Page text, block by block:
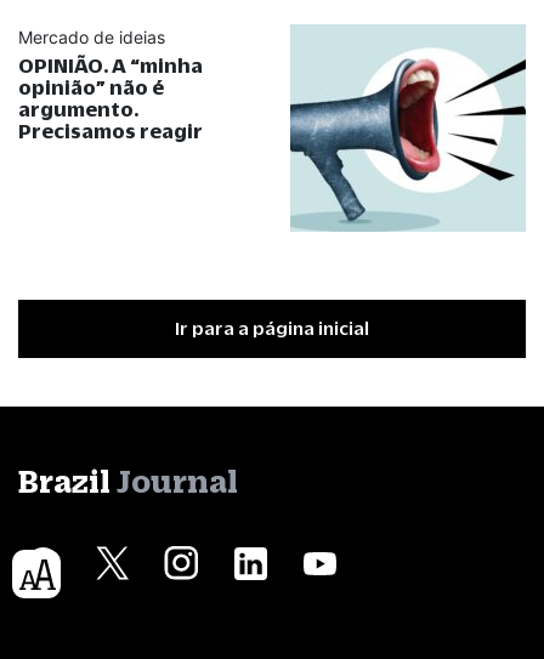
Mercado de ideias
OPINIÃO. A “minha
opinião” não é
argumento.
Precisamos reagir
Ir para a página inicial
Brazil Journal